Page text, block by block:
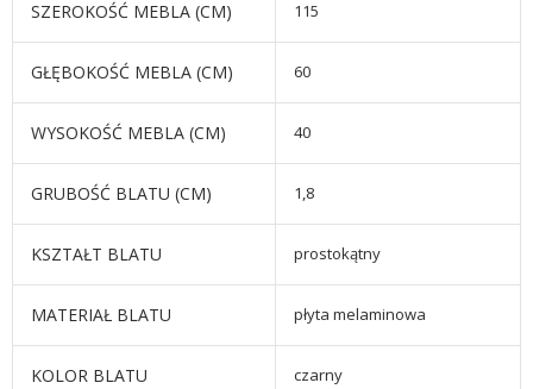
SZEROKOŚĆ MEBLA (CM) 115
GŁĘBOKOŚĆ MEBLA (CM) 60
WYSOKOŚĆ MEBLA (CM) 40
GRUBOŚĆ BLATU (CM) 1,8
KSZTAŁT BLATU prostokątny
MATERIAŁ BLATU płyta melaminowa
KOLOR BLATU czarny